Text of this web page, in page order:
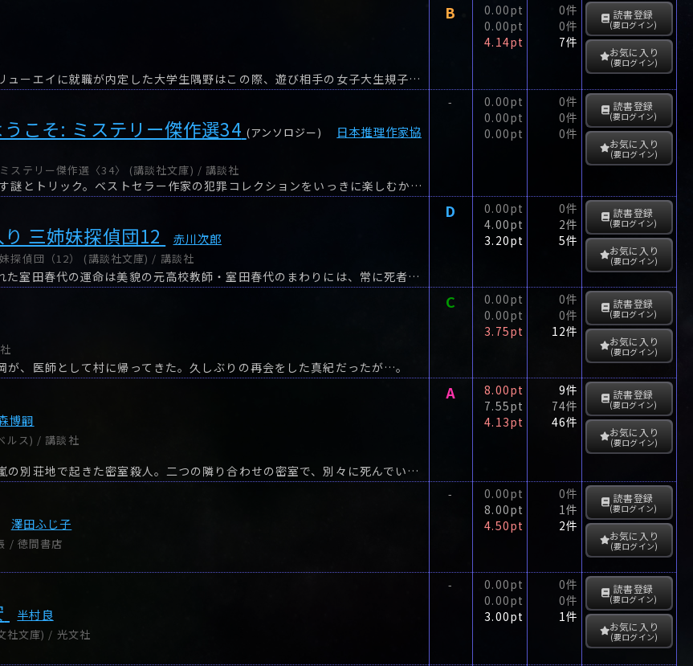
一流ゲームソフト企業リューエイに就職が内定した大学生隅野はこの際、遊び相手の女子大生規子を友人に下げ渡すことにした。
B
0.00pt
0.00pt
4.14pt
0件
0件
7件
読書登録
(要ログイン)
お気に入り
(要ログイン)
こそ: ミステリー傑作選34 (アンソロジー)
日本推理作家協
ステリー傑作選〈34〉 (講談社文庫) / 講談社
11の陳列室を埋めつくす謎とトリック。ベストセラー作家の犯罪コレクションをいっきに楽しむか、毎日通って眺めるか。
-
0.00pt
0.00pt
0.00pt
0件
0件
0件
読書登録
(要ログイン)
お気に入り
(要ログイン)
三姉妹探偵団12 赤川次郎
探偵団（12） (講談社文庫) / 講談社
美しすぎて死神に狙われた室田春代の運命は美貌の元高校教師・室田春代のまわりには、常に死者の影がつきまとう。
D
0.00pt
4.00pt
3.20pt
0件
2件
5件
読書登録
(要ログイン)
お気に入り
(要ログイン)
が、医師として村に帰ってきた。久しぶりの再会をした真紀だったが…。
C
0.00pt
0.00pt
3.75pt
0件
0件
12件
読書登録
(要ログイン)
お気に入り
(要ログイン)
博嗣
ルス) / 講談社
電話の通じなくなった嵐の別荘地で起きた密室殺人。二つの隣り合わせの密室で、別々に死んでいた双子のごとき美人姉妹。
A
8.00pt
7.55pt
4.13pt
9件
74件
46件
読書登録
(要ログイン)
お気に入り
(要ログイン)
澤田ふじ子
/ 徳間書店
-
0.00pt
8.00pt
4.50pt
0件
1件
2件
読書登録
(要ログイン)
お気に入り
(要ログイン)
半村良
社文庫) / 光文社
-
0.00pt
0.00pt
3.00pt
0件
0件
1件
読書登録
(要ログイン)
お気に入り
(要ログイン)